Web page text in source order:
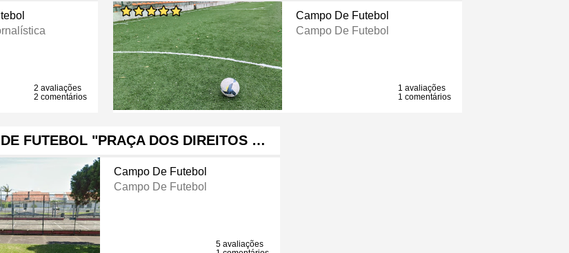
2 avaliações
2 comentários
Campo De Futebol
Campo De Futebol
1 avaliações
1 comentários
FUTEBOL "PRAÇA DOS DIREITOS …
Campo De Futebol
Campo De Futebol
5 avaliações